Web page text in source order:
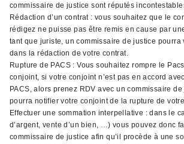
commissaire de justice sont réputés
Rédaction d’un contrat : vous souhaitez que le
rédigez ne puisse pas être remis en cause par
tant que juriste, un commissaire de justice pourra
dans la rédaction de votre contrat.
Rupture de PACS : Vous souhaitez rompre le
conjoint, si votre conjoint n’est pas en accord
PACS, alors prenez RDV avec un commissaire
pourra notifier votre conjoint de la rupture de
Effectuer une sommation interpellative : dans le
d’argent, vente d’un bien, …) vous pouvez donc
commissaire de justice afin qu’il procède à une